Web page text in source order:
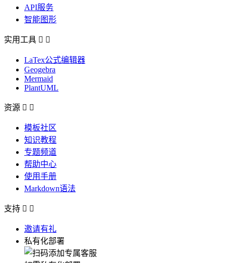
API服务
智能图形
实用工具  
LaTex公式编辑器
Geogebra
Mermaid
PlantUML
资源  
模板社区
知识教程
专题频道
帮助中心
使用手册
Markdown语法
支持  
邀请有礼
私有化部署